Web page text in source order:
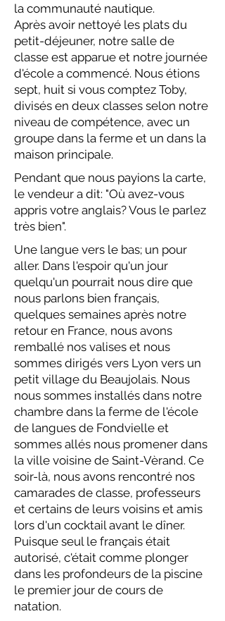
la communauté nautique.
Après avoir nettoyé les plats du
petit-déjeuner, notre salle de
classe est apparue et notre journée
d'école a commencé. Nous étions
sept, huit si vous comptez Toby,
divisés en deux classes selon notre
niveau de compétence, avec un
groupe dans la ferme et un dans la
maison principale.
Pendant que nous payions la carte,
le vendeur a dit: "Où avez-vous
appris votre anglais? Vous le parlez
très bien".
Une langue vers le bas; un pour
aller. Dans l'espoir qu'un jour
quelqu'un pourrait nous dire que
nous parlons bien français,
quelques semaines après notre
retour en France, nous avons
remballé nos valises et nous
sommes dirigés vers Lyon vers un
petit village du Beaujolais. Nous
nous sommes installés dans notre
chambre dans la ferme de l'école
de langues de Fondvielle et
sommes allés nous promener dans
la ville voisine de Saint-Vèrand. Ce
soir-là, nous avons rencontré nos
camarades de classe, professeurs
et certains de leurs voisins et amis
lors d'un cocktail avant le dîner.
Puisque seul le français était
autorisé, c'était comme plonger
dans les profondeurs de la piscine
le premier jour de cours de
natation.